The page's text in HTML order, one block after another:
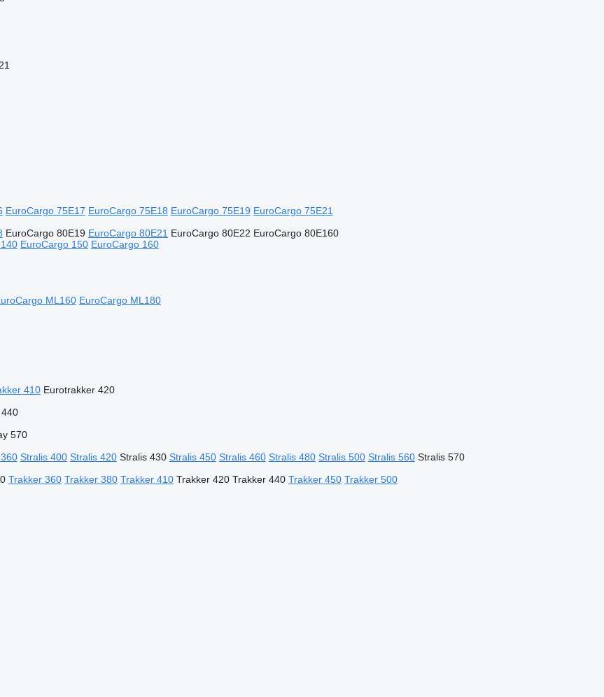
EuroCargo 75E17 EuroCargo 75E18 EuroCargo 75E19 EuroCargo 75E21
EuroCargo 80E19 EuroCargo 80E21 EuroCargo 80E22 EuroCargo 80E160
EuroCargo 150 EuroCargo 160
ML160 EuroCargo ML180
410 Eurotrakker 420
570
Stralis 400 Stralis 420 Stralis 430 Stralis 450 Stralis 460 Stralis 480 Stralis 500 Stralis 560 Stralis 570
Trakker 360 Trakker 380 Trakker 410 Trakker 420 Trakker 440 Trakker 450 Trakker 500